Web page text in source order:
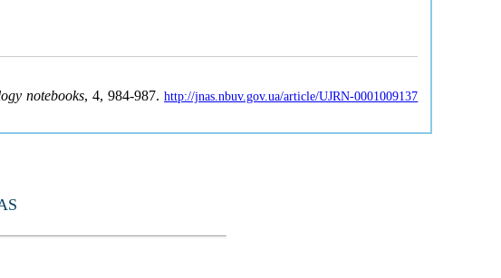
notebooks, 4, 984-987.http://jnas.nbuv.gov.ua/article/UJRN-0001009137